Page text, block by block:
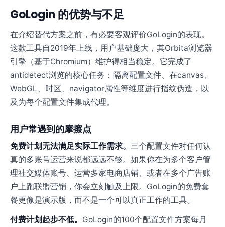
GoLogin 的优势与不足
在介绍替代方案之前，有必要客观评价GoLogin的表现。
这款工具自2019年上线，用户基础庞大，其Orbita浏览器
引擎（基于Chromium）维护得相当稳定。它完成了
antidetect浏览的核心任务：隔离配置文件、在canvas、
WebGL、时区、navigator属性等维度进行指纹伪造，以
及为每个配置文件集成代理。
用户常遇到的摩擦点
免费计划无法满足实际工作需求。 三个配置文件对任何认
真的多账号运营来说都远远不够。如果你在为多个客户管
理社交媒体账号、运营多家电商店铺、或者在多个广告账
户上跑联盟营销，你会立刻触及上限。GoLogin的免费套
餐更像是演示版，而不是一个可以真正工作的工具。
付费计划起步不低。 GoLogin的100个配置文件方案每月